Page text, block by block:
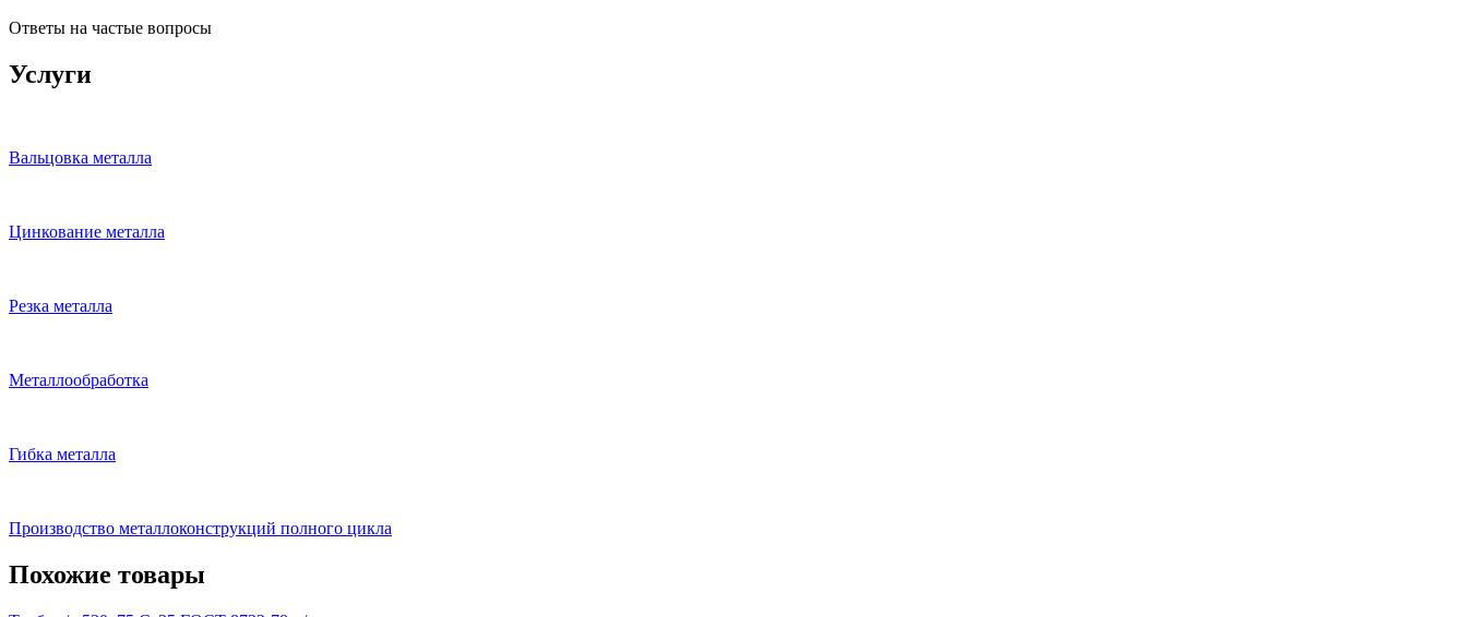
Ответы на частые вопросы
Услуги
Вальцовка металла
Цинкование металла
Резка металла
Металлообработка
Гибка металла
Производство металлоконструкций полного цикла
Похожие товары